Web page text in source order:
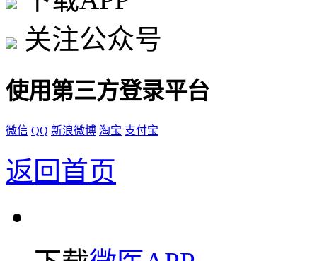
关注公众号
使用第三方登录平台
微信 QQ 新浪微博 淘宝 支付宝
返回首页